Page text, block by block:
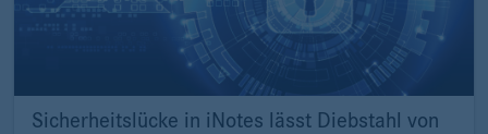
Sicherheitslücke in iNotes lässt Diebstahl von